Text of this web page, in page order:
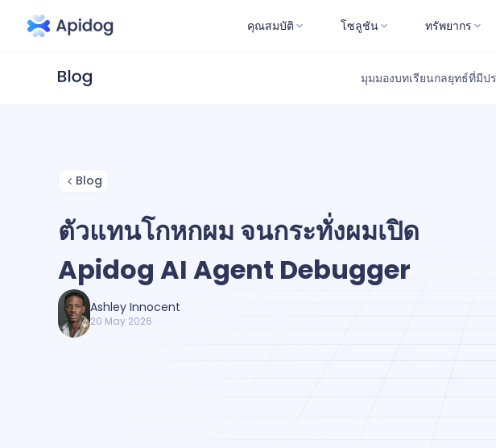
คุณสมบัติ โซลูชัน ทรัพยากร
มุมมองบทเรียนกลยุทธ์ที่มีป
Blog
ตัวแทนโกหกผม จนกระทั่งผมเปิด
Apidog AI Agent Debugger
Ashley Innocent
20 May 2026